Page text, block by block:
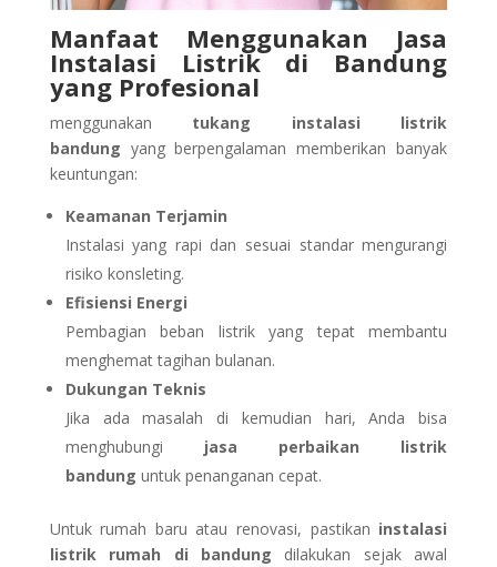
Manfaat Menggunakan Jasa
Instalasi Listrik di Bandung
yang Profesional
menggunakan tukang instalasi listrik
bandung yang berpengalaman memberikan banyak
keuntungan:
Keamanan Terjamin
Instalasi yang rapi dan sesuai standar mengurangi
risiko konsleting.
Efisiensi Energi
Pembagian beban listrik yang tepat membantu
menghemat tagihan bulanan.
Dukungan Teknis
Jika ada masalah di kemudian hari, Anda bisa
menghubungi jasa perbaikan listrik
bandung untuk penanganan cepat.
Untuk rumah baru atau renovasi, pastikan instalasi
listrik rumah di bandung dilakukan sejak awal